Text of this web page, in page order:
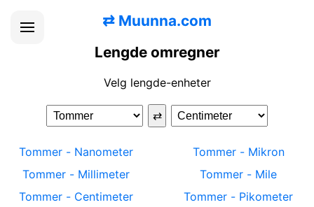
⇄ Muunna.com
Lengde omregner
Velg lengde-enheter
⇄
Tommer- Nanometer
Tommer- Millimeter
Tommer- Centimeter
Tommer- Mikron
Tommer - Mile
Tommer - Pikometer